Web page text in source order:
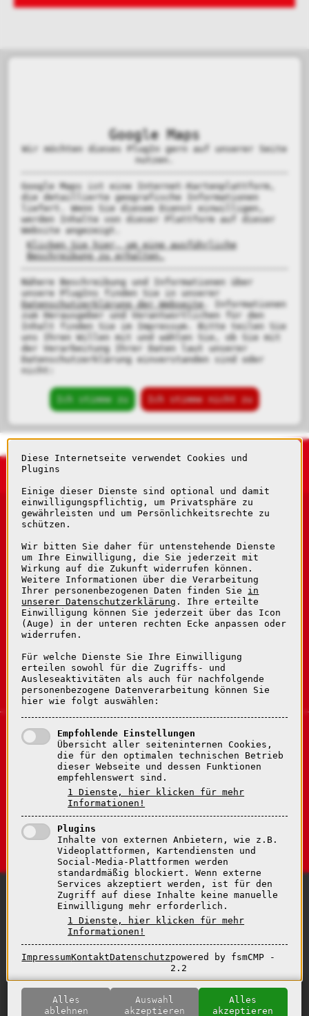
Google Maps
Wir möchten dieses PlugIn gern auf unserer Seite
nutzen.
Google Maps ist eine Internet-Kartenplattform,
die detaillierte geografische Informationen
liefert. Wenn Sie diesem Dienst einwilligen,
werden Inhalte von dieser Plattform auf dieser
Website angezeigt.
Klicken Sie hier, um eine ausführliche
Beschreibung zu erhalten.
Nähere Beschreibung und Informationen über
unsere PlugIns finden Sie in unserer
Datenschutzerklärung der Webseite. Informationen
zum Herausgeber und Verantwortlichen für den
Inhalt finden Sie im Impressum. Bitte teilen Sie
uns Ihren Willen mit und wählen Sie, ob Sie mit
der Verarbeitung Ihrer Daten laut unserer
Datenschutzerklärung einverstanden sind oder
nicht:
Diese Internetseite verwendet Cookies und
Plugins
Einige dieser Dienste sind optional und damit
einwilligungspflichtig, um Privatsphäre zu
gewährleisten und um Persönlichkeitsrechte zu
schützen.
Wir bitten Sie daher für untenstehende Dienste
um Ihre Einwilligung, die Sie jederzeit mit
Wirkung auf die Zukunft widerrufen können.
Weitere Informationen über die Verarbeitung
Ihrer personenbezogenen Daten finden Sie in
unserer Datenschutzerklärung . Ihre erteilte
Einwilligung können Sie jederzeit über das Icon
(Auge) in der unteren rechten Ecke anpassen oder
widerrufen.
Für welche Dienste Sie Ihre Einwilligung
erteilen sowohl für die Zugriffs- und
Ausleseaktivitäten als auch für nachfolgende
personenbezogene Datenverarbeitung können Sie
hier wie folgt auswählen:
Empfohlende Einstellungen
Übersicht aller seiteninternen Cookies,
die für den optimalen technischen Betrieb
dieser Webseite und dessen Funktionen
empfehlenswert sind.
1 Dienste, hier klicken für mehr
Informationen!
Plugins
Inhalte von externen Anbietern, wie z.B.
Videoplattformen, Kartendiensten und
Social-Media-Plattformen werden
standardmäßig blockiert. Wenn externe
Services akzeptiert werden, ist für den
Zugriff auf diese Inhalte keine manuelle
Einwilligung mehr erforderlich.
1 Dienste, hier klicken für mehr
Informationen!
ImpressumKontaktDatenschutzpowered by fsmCMP -
2.2
Alles
ablehnen
Auswahl
akzeptieren
Alles
akzeptieren
Seniorenresidenz Mosetal
Moselweißer Straße 123-125
56073 Koblenz
Telefon: 0261 / 94 28 0
info@seniorenresidenz-moseltal.de
www.seniorenresidenz-moseltal.de
Einrichtung
Pflege
Wohnen
Service
Jobs
Seniorenresidenz Moseltal GmbH & Co. KG
Startseite|Datenschutz|Impressum|Kontakt
Hinweisgeberplattform
© 2025 - Seniorenresidenz Moseltal GmbH & Co. KG - Alle
Rechte vorbehalten
designed by future-set mediadesign